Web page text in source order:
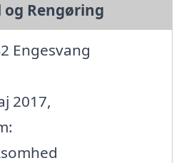
og Rengøring
Engesvang
2017,